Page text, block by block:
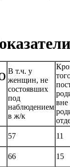
В т.ч. у
женщин, не
состоявших
под
наблюдением
в ж/к
вне
57 11
66 15